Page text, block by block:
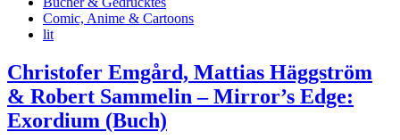
Comic, Anime & Cartoons
lit
Christofer Emgård, Mattias Häggström
& Robert Sammelin – Mirror’s Edge:
Exordium (Buch)